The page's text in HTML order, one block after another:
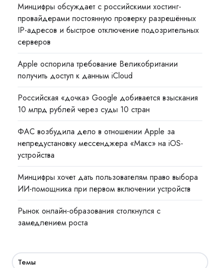
Минцифры обсуждает с российскими хостинг-
провайдерами постоянную проверку разрешённых
IP-адресов и быстрое отключение подозрительных
серверов
Apple оспорила требование Великобритании
получить доступ к данным iCloud
Российская «дочка» Google добивается взыскания
10 млрд рублей через суды 10 стран
ФАС возбудила дело в отношении Apple за
непредустановку мессенджера «Макс» на iOS-
устройства
Минцифры хочет дать пользователям право выбора
ИИ-помощника при первом включении устройств
Рынок онлайн-образования столкнулся с
замедлением роста
Темы